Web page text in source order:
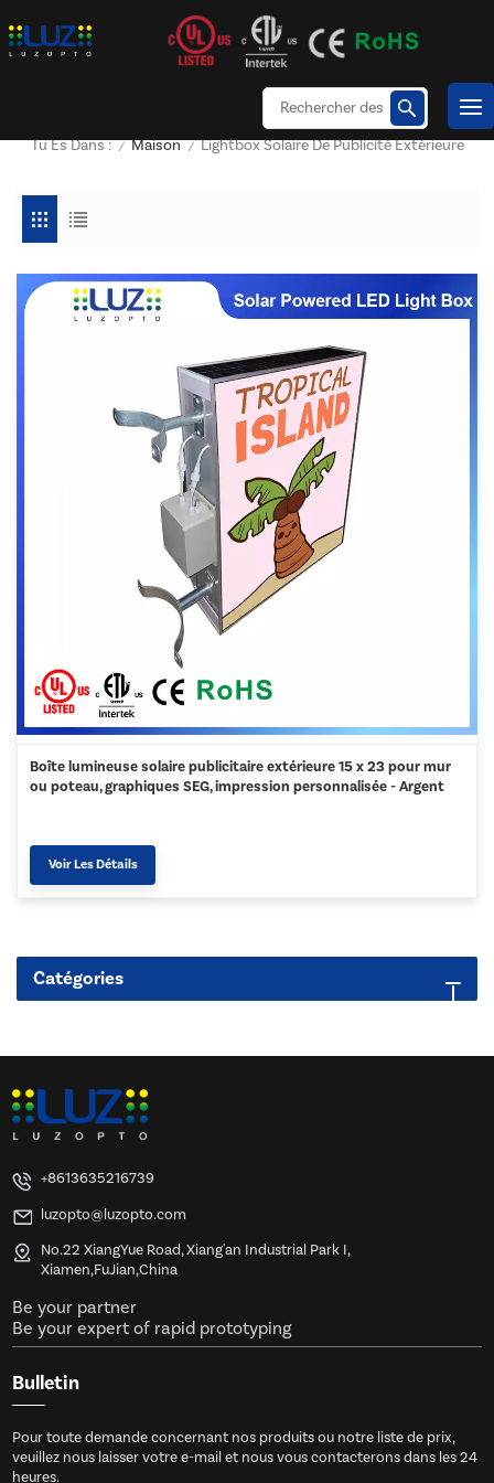
Tu Es Dans : / Maison / Lightbox Solaire De Publicité Extérieure
Boîte lumineuse solaire publicitaire extérieure 15 x 23 pour mur
ou poteau, graphiques SEG, impression personnalisée - Argent
Voir Les Détails
Catégories
+8613635216739
luzopto@luzopto.com
No.22 XiangYue Road, Xiang'an Industrial Park I,
Xiamen,FuJian,China
Be your partner
Be your expert of rapid prototyping
Bulletin
Pour toute demande concernant nos produits ou notre liste de prix,
veuillez nous laisser votre e-mail et nous vous contacterons dans les 24
heures.